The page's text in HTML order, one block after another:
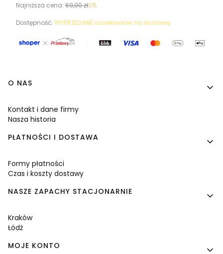
Najniższa cena: 69,90 zł0%
Dostępność: WYPRZEDANE oczekiwanie na dostawę
Linki w stopce
O NAS
Kontakt i dane firmy
Nasza historia
PŁATNOŚCI I DOSTAWA
Formy płatności
Czas i koszty dostawy
NASZE ZAPACHY STACJONARNIE
Kraków
Łódź
MOJE KONTO